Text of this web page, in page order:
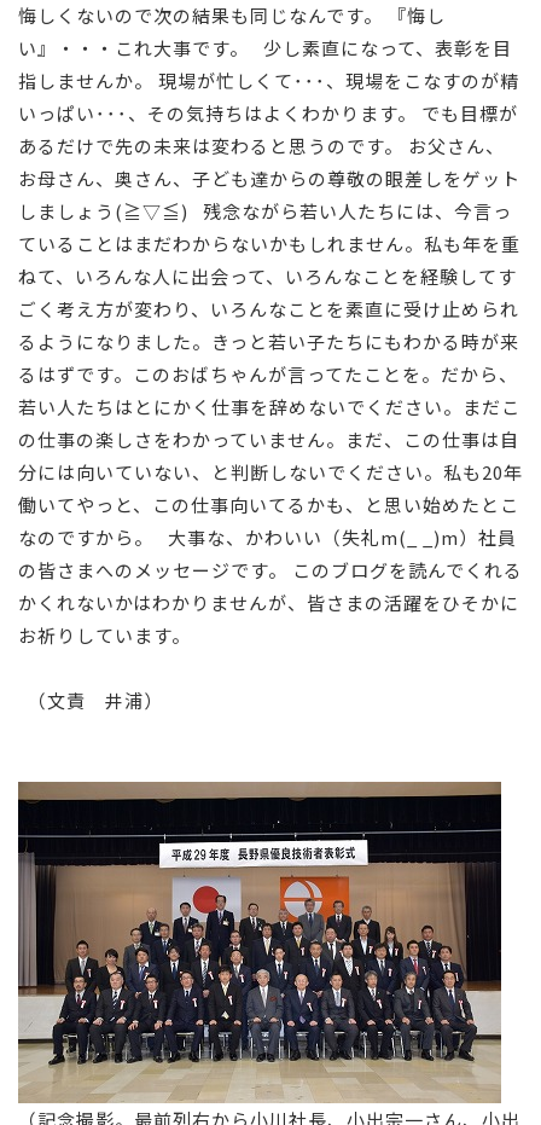
悔しくないので次の結果も同じなんです。 『悔し
い』・・・これ大事です。 少し素直になって、表彰を目
指しませんか。 現場が忙しくて･･･、現場をこなすのが精
いっぱい･･･、その気持ちはよくわかります。 でも目標が
あるだけで先の未来は変わると思うのです。 お父さん、
お母さん、奥さん、子ども達からの尊敬の眼差しをゲット
しましょう(≧▽≦) 残念ながら若い人たちには、今言っ
ていることはまだわからないかもしれません。私も年を重
ねて、いろんな人に出会って、いろんなことを経験してす
ごく考え方が変わり、いろんなことを素直に受け止められ
るようになりました。きっと若い子たちにもわかる時が来
るはずです。このおばちゃんが言ってたことを。だから、
若い人たちはとにかく仕事を辞めないでください。まだこ
の仕事の楽しさをわかっていません。まだ、この仕事は自
分には向いていない、と判断しないでください。私も20年
働いてやっと、この仕事向いてるかも、と思い始めたとこ
なのですから。 大事な、かわいい（失礼m(_ _)m）社員
の皆さまへのメッセージです。 このブログを読んでくれる
かくれないかはわかりませんが、皆さまの活躍をひそかに
お祈りしています。
（文責 井浦）
（記念撮影。最前列右から小川社長、小出宗一さん、小出